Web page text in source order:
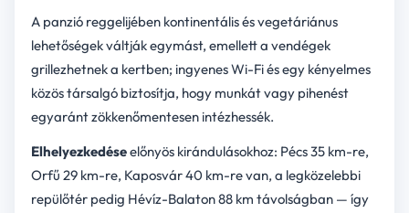
A panzió reggelijében kontinentális és vegetáriánus
lehetőségek váltják egymást, emellett a vendégek
grillezhetnek a kertben; ingyenes Wi-Fi és egy kényelmes
közös társalgó biztosítja, hogy munkát vagy pihenést
egyaránt zökkenőmentesen intézhessék.
Elhelyezkedéseelőnyös kirándulásokhoz: Pécs 35 km-re,
Orfű 29 km-re, Kaposvár 40 km-re van, a legközelebbi
repülőtér pedig Hévíz-Balaton 88 km távolságban — így